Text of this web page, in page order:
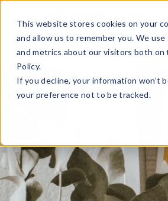
This website stores cookies on your
and allow us to remember you. We
and metrics about our visitors both on
Policy.
If you decline, your information won’t
your preference not to be tracked.